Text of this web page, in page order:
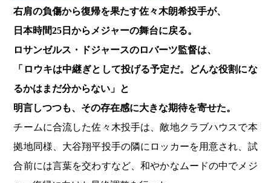
右肩の負傷から復帰を果たす佐々木朗希投手が、
日本時間25日からメジャーの舞台に戻る。
ロサンゼルス・ドジャースのロバーツ監督は、
「ロウキは中継ぎとして投げる予定だ。どんな役割にな
るかはまだ分からない」と
明言しつつも、その存在感に大きな期待を寄せた。
チームに合流した佐々木投手は、敵地クラブハウスで本
拠地同様、大谷翔平投手の隣にロッカーを用意され、試
合前には言葉を交わすなど、和やかなムードの中でメジ